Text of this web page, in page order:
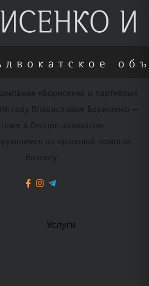
«Борисенко и партнёры»
году Владиславом Борисенко —
в Днепре адвокатом,
на правовой помощи
бизнесу.
Услуги